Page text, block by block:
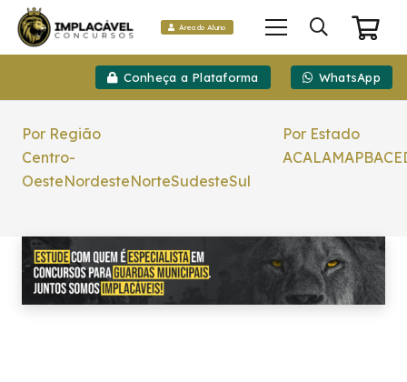
Área do Aluno
Conheça a Plataforma WhatsApp
Por Região
Centro-
OesteNordesteNorteSudesteSul
Por Estado
ACALAMAPBACE